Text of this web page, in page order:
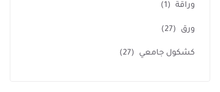
وراقة (1)
ورق (27)
كشكول جامعي (27)